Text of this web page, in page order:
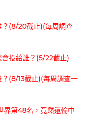
？(8/20截止)(每周調查
投給誰？(5/22截止)
(8/13截止)(每周調查一
界第48名，竟然還輸中